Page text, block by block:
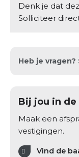
Denk je dat
Solliciteer
Heb je
Bij jou in
Maak een
vestigingen.
Vind de